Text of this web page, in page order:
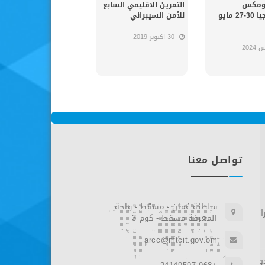
للتكنولوجيا 30-27 مايو
التمرين الاقليمي السابع
للأمن السيبراني
30 اكتوبر 2019
Tips For Parents, Before you give
child a new internet connected
Tips For Teachers and Educators ...
تواصل معنا
سلطنة عُمان - مسقط - واحة
المعرفة مسقط - كوم 3
arcc@mtcit.gov.om